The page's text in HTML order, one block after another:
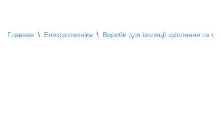
Главная \ Електротехніка \ Вироби для ізоляції кріплення та